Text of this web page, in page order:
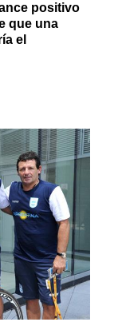
positivo
que una
el